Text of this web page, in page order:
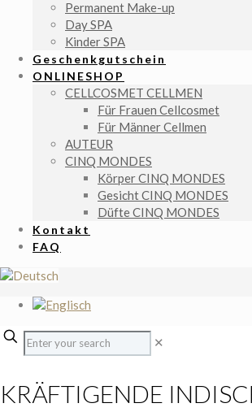
Permanent Make-up
Day SPA
Kinder SPA
Geschenkgutschein
ONLINESHOP
CELLCOSMET CELLMEN
Für Frauen Cellcosmet
Für Männer Cellmen
AUTEUR
CINQ MONDES
Körper CINQ MONDES
Gesicht CINQ MONDES
Düfte CINQ MONDES
Kontakt
FAQ
✕
KRÄFTIGENDE